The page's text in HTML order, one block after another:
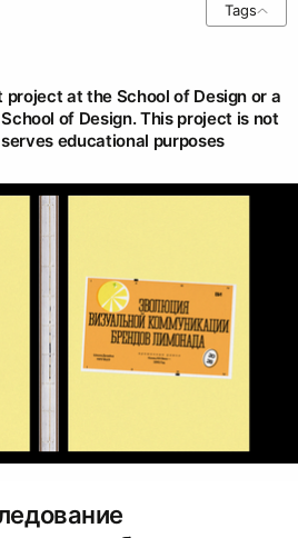
Tags
at the School of Design or a
of Design. This project is not
educational purposes